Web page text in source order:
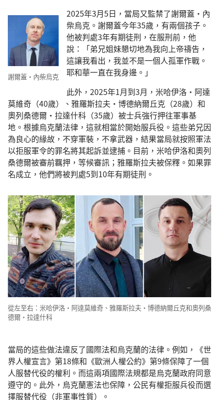
謝爾蓋·內柴烏克
2025年3月5日，當局又監禁了謝爾蓋·內
柴烏克。謝爾蓋今年35歲，有兩個孩子。
他被判處3年有期徒刑，在服刑前，他
說：「弟兄姐妹懇切地為我向上帝禱告，
這讓我看出，我並不是一個人孤軍作戰。
耶和華一直在我身邊。」
此外，2025年1月到3月，米哈伊洛·阿達
莫維奇（40歲）、雅羅斯拉夫·博德納爾丘克（28歲）和
奧列桑德爾·拉達什科（35歲）被士兵強行押往軍事基
地。根據烏克蘭法律，這就相當於開始服兵役。這些弟兄因
為良心的緣故，不穿軍裝，不拿武器，結果當局就按照軍法
以拒服軍令的罪名將其起訴並逮捕。目前，米哈伊洛和奧列
桑德爾被審前羈押，等候審訊；雅羅斯拉夫被保釋。如果罪
名成立，他們將被判處5到10年有期徒刑。
從左至右：米哈伊洛·阿達莫維奇、雅羅斯拉夫·博德納爾丘克和奧列桑
德爾·拉達什科
當局的這些做法違反了國際法和烏克蘭的法律。例如，《世
界人權宣言》第18條和《歐洲人權公約》第9條保障了一個
人服替代役的權利。而這兩項國際法規都是烏克蘭政府同意
遵守的。此外，烏克蘭憲法也保障，公民有權拒服兵役而選
擇服替代役（非軍事性質）。